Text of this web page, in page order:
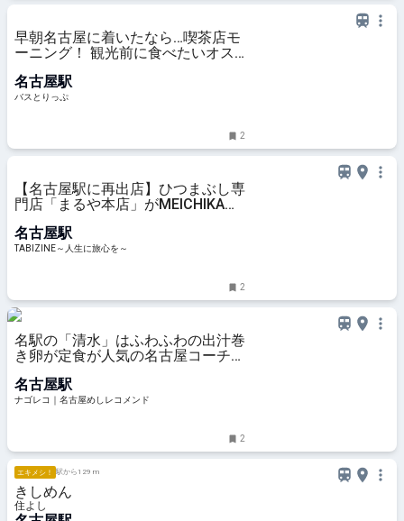
早朝名古屋に着いたなら…喫茶店モ
ーニング！ 観光前に食べたいオス
名古屋駅
バスとりっぷ
2
【名古屋駅に再出店】ひつまぶし専
門店「まるや本店」がMEICHIKAに
に旅心を～
名古屋駅
TABIZINE～人生に旅心を～
2
名駅の「清水」はふわふわの出汁巻
き卵が定食が人気の名古屋コーチン
名古屋駅
ナゴレコ｜名古屋めしレコメンド
2
エキメシ！ 駅から129 m
きしめん
住よし